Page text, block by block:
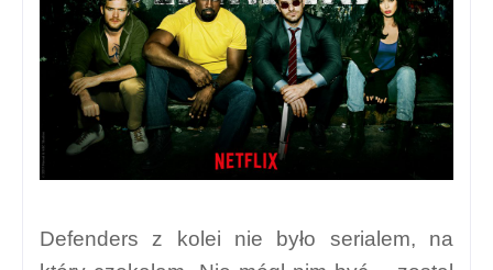
Defenders z kolei nie było serialem, na